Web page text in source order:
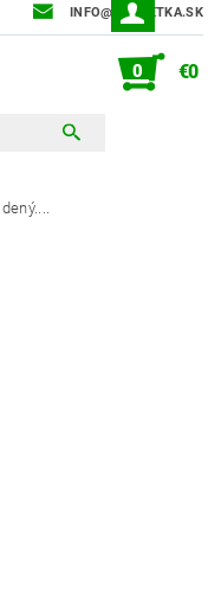
INFO@EKONETKA.SK
0 €0